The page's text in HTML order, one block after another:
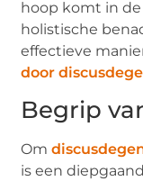
hoop komt in de
holistische
effectieve
door
Begrip
Om
is een